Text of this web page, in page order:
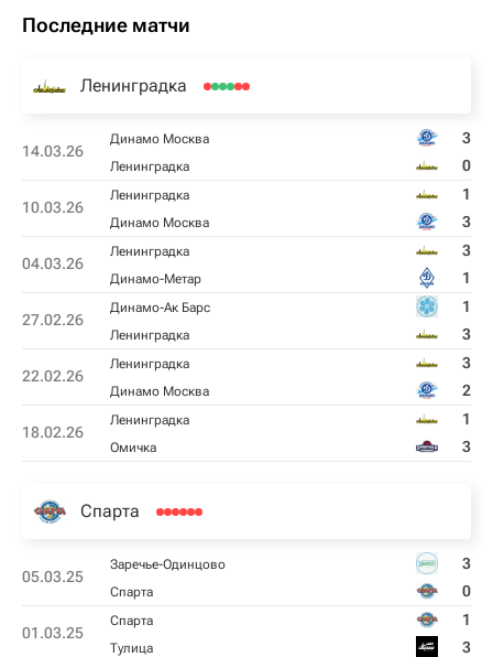
Последние матчи
Ленинградка
14.03.26
Динамо Москва 3
Ленинградка 0
10.03.26
Ленинградка 1
Динамо Москва 3
04.03.26
Ленинградка 3
Динамо-Метар 1
27.02.26
Динамо-Ак Барс 1
Ленинградка 3
22.02.26
Ленинградка 3
Динамо Москва 2
18.02.26
Ленинградка 1
Омичка 3
Спарта
05.03.25
Заречье-Одинцово 3
Спарта 0
01.03.25
Спарта 1
Тулица 3